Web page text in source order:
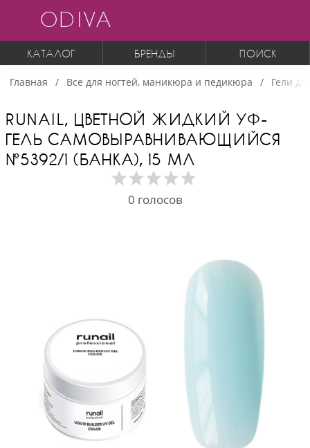
ODIVA
КАТАЛОГ БРЕНДЫ ПОИСК
Главная Все для ногтей, маникюра и педикюра Гели
RUNAIL, ЦВЕТНОЙ ЖИДКИЙ УФ-
ГЕЛЬ САМОВЫРАВНИВАЮЩИЙСЯ
№5392/1 (БАНКА), 15 МЛ
0 голосов